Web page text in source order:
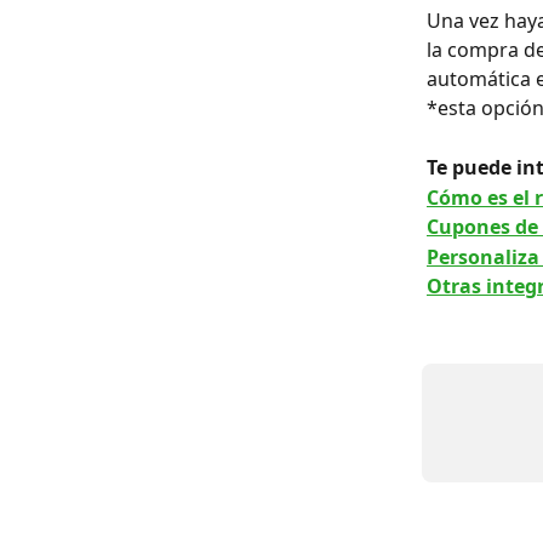
Una vez
la compra
automática
*esta
Te puede
Cómo es
Cupones
Otras